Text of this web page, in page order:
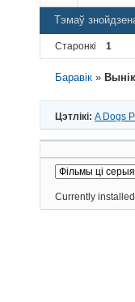
Тэмаў
Старонкі 1
Баравік »
Цэтлікі: A Dogs
Currently installed